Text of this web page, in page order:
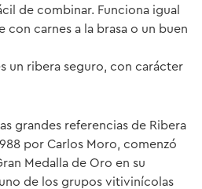
de combinar. Funciona igual
carnes a la brasa o un buen
un ribera seguro, con carácter
grandes referencias de Ribera
por Carlos Moro, comenzó
Medalla de Oro en su
de los grupos vitivinícolas